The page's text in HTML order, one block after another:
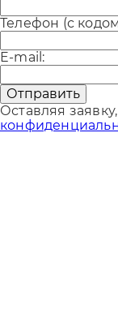
Телефон (с
E-mail:
Отправить
Оставляя